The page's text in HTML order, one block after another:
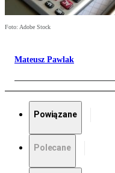
Foto: Adobe Stock
Mateusz Pawlak
Powiązane
Polecane